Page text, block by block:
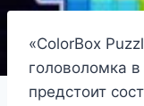
«ColorBox
головоломка
предстоит